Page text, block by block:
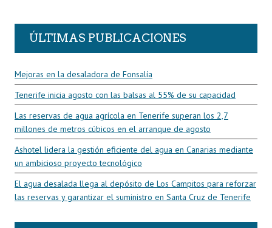
ÚLTIMAS PUBLICACIONES
Mejoras en la desaladora de Fonsalía
Tenerife inicia agosto con las balsas al 55% de su capacidad
Las reservas de agua agrícola en Tenerife superan los 2,7
millones de metros cúbicos en el arranque de agosto
Ashotel lidera la gestión eficiente del agua en Canarias mediante
un ambicioso proyecto tecnológico
El agua desalada llega al depósito de Los Campitos para reforzar
las reservas y garantizar el suministro en Santa Cruz de Tenerife